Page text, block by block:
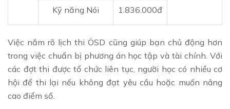
Kỹ năng Nói 1.836.000đ
Việc nắm rõ lịch thi ÖSD cũng giúp bạn chủ động hơn
trong việc chuẩn bị phương án học tập và tài chính. Với
các đợt thi được tổ chức liên tục, người học có nhiều cơ
hội để thi lại nếu không đạt yêu cầu hoặc muốn nâng
cao điểm số.